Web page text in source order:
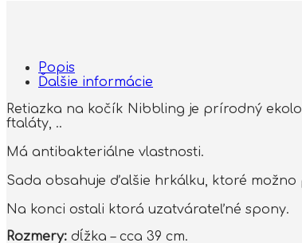
Popis
Ďalšie informácie
Retiazka na kočík Nibbling je prírodný
ftaláty, ..
Má antibakteriálne vlastnosti.
Sada obsahuje ďalšie hrkálku, ktoré
Na konci ostali ktorá uzatvárateľné spony.
Rozmery: dĺžka – cca 39 cm.